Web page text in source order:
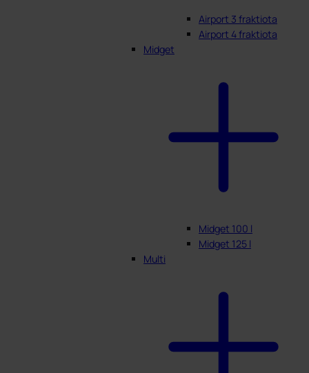
Airport 3 fraktiota
Airport 4 fraktiota
Midget
Midget 100 l
Midget 125 l
Multi